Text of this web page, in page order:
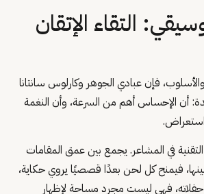
التقاء الإتقان
فإن عبادي الجوهر وكارلوس سانتانا
أن الإحساس أهم من السرعة، وأن النغمة
في المشاعر. يجمع بين عمق المقامات
بينها، فيمنح كل لحن بعدًا قصصيًا يروي حكاية،
حفلاته، فهي ليست مجرد مساحة لإظهار